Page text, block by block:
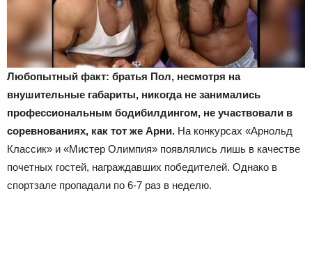
Любопытный факт: братья Пол, несмотря на
внушительные габариты, никогда не занимались
профессиональным бодибилдингом, не участвовали в
соревнованиях, как тот же Арни. На конкурсах «Арнольд
Классик» и «Мистер Олимпия» появлялись лишь в качестве
почетных гостей, награждавших победителей. Однако в
спортзале пропадали по 6-7 раз в неделю.